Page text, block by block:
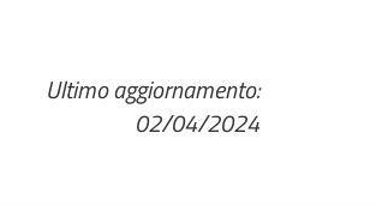
Ultimo aggiornamento:
02/04/2024